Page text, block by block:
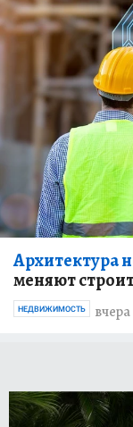
Архитектура
меняют
вчера
НЕДВИЖИМОСТЬ